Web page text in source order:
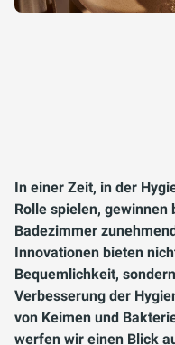
In einer Zeit, in der
Rolle spielen,
Badezimmer
Innovationen bieten
Bequemlichkeit,
Verbesserung der
von Keimen und
werfen wir einen Blick